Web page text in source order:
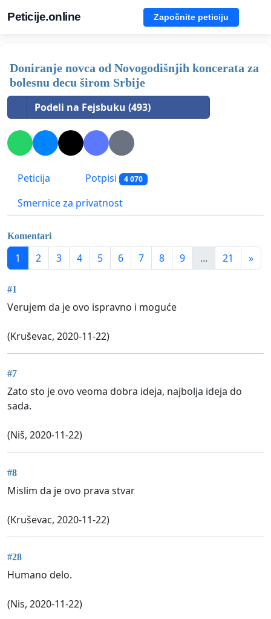
Peticije.online Započnite peticiju
Doniranje novca od Novogodišnjih koncerata za
bolesnu decu širom Srbije
Podeli na Fejsbuku (493)
Peticija Potpisi 4 070
Smernice za privatnost
Komentari
1 2 3 4 5 6 7 8 9 ... 21 »
#1
Verujem da je ovo ispravno i moguće
(Kruševac, 2020-11-22)
#7
Zato sto je ovo veoma dobra ideja, najbolja ideja do
sada.
(Niš, 2020-11-22)
#8
Mislim da je ovo prava stvar
(Kruševac, 2020-11-22)
#28
Humano delo.
(Nis, 2020-11-22)